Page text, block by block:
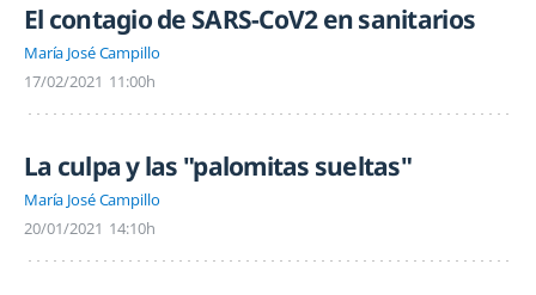
El contagio de SARS-CoV2 en sanitarios
María José Campillo
17/02/2021 11:00h
La culpa y las "palomitas sueltas"
María José Campillo
20/01/2021 14:10h